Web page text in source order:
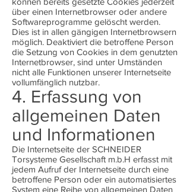
über einen Internetbrowser oder andere
Softwareprogramme gelöscht werden.
Dies ist in allen gängigen Internetbrowsern
möglich. Deaktiviert die betroffene Person
die Setzung von Cookies in dem genutzten
Internetbrowser, sind unter Umständen
nicht alle Funktionen unserer Internetseite
vollumfänglich nutzbar.
4. Erfassung von
allgemeinen Daten
und Informationen
Die Internetseite der SCHNEIDER
Torsysteme Gesellschaft m.b.H erfasst mit
jedem Aufruf der Internetseite durch eine
betroffene Person oder ein automatisiertes
System eine Reihe von allgemeinen Daten